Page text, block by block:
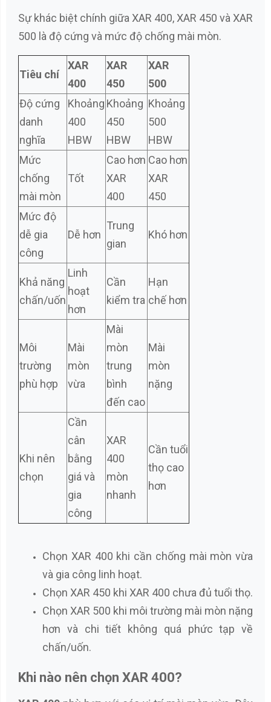
Sự khác biệt chính giữa XAR 400, XAR 450 và XAR
500 là độ cứng và mức độ chống mài mòn.
Tiêu chí
XAR
400
XAR
450
XAR
500
Độ cứng
danh
nghĩa
Khoảng
400
HBW
Khoảng
450
HBW
Khoảng
500
HBW
Mức
chống
mài mòn
Tốt
Cao hơn
XAR
400
Cao hơn
XAR
450
Mức độ
dễ gia
công
Dễ hơn
Trung
gian
Khó hơn
Khả năng
chấn/uốn
Linh
hoạt
hơn
Cần
kiểm tra
Hạn
chế hơn
Môi
trường
phù hợp
Mài
mòn
vừa
Mài
mòn
trung
bình
đến cao
Mài
mòn
nặng
Khi nên
chọn
Cần
cân
bằng
giá và
gia
công
XAR
400
mòn
nhanh
Cần tuổi
thọ cao
hơn
Chọn XAR 400 khi cần chống mài mòn vừa
và gia công linh hoạt.
Chọn XAR 450 khi XAR 400 chưa đủ tuổi thọ.
Chọn XAR 500 khi môi trường mài mòn nặng
hơn và chi tiết không quá phức tạp về
chấn/uốn.
Khi nào nên chọn XAR 400?